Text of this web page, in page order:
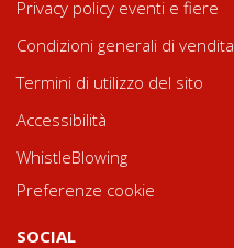
Privacy policy eventi e fiere
Condizioni generali di vendita
Termini di utilizzo del sito
Accessibilità
WhistleBlowing
Preferenze cookie
SOCIAL